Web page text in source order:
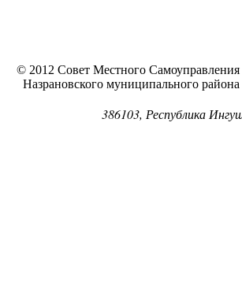
© 2012 Совет Местного Самоуправления
Назрановского муниципального района
386103, Республика